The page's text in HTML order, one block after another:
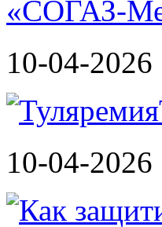
«СОГАЗ-
10-04-2026
10-04-2026